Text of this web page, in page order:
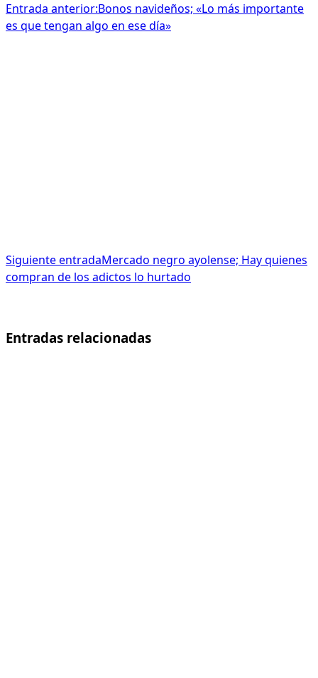
Entrada anterior:Bonos navideños; «Lo más importante
es que tengan algo en ese día»
Siguiente entradaMercado negro ayolense; Hay quienes
compran de los adictos lo hurtado
Entradas relacionadas